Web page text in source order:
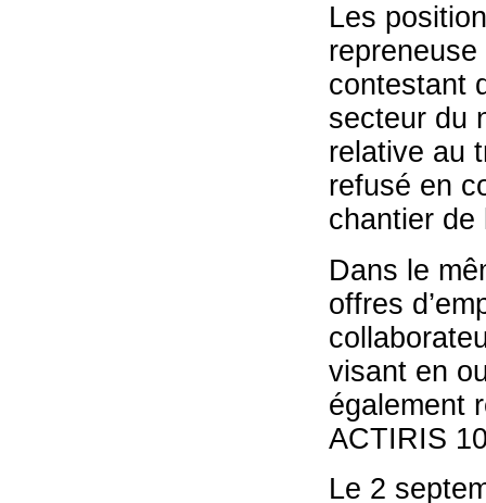
Les
contestant
secteur du
relative au
refusé en
chantier de
Dans le
offres
visant en
également
ACTIRIS
Le 2